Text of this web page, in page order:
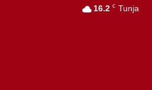
16.2 C Tunja